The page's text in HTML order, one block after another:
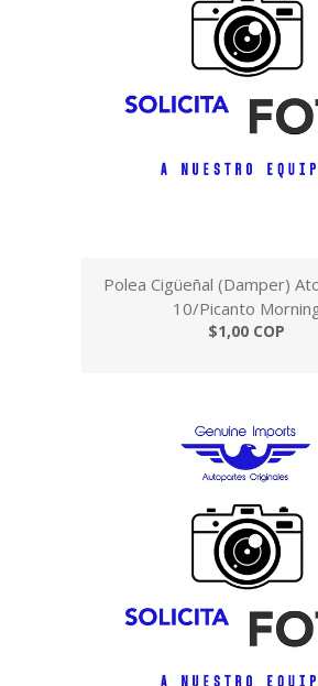
Polea Cigüeñal (Damper)
10/Picanto
$1,00 COP